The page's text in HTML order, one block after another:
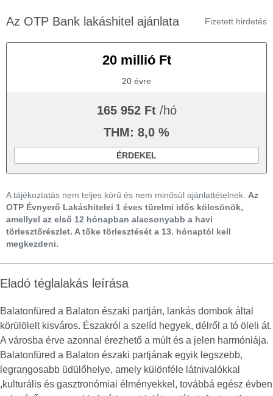
Az OTP Bank lakáshitel ajánlata Fizetett hirdetés
20 millió Ft
20 évre
165 952 Ft /hó
THM: 8,0 %
ÉRDEKEL
A tájékoztatás nem teljes körű és nem minősül ajánlattételnek. Az
OTP Évnyerő Lakáshitelei 1 éves türelmi idős kölcsönök,
amellyel az első 12 hónapban alacsonyabb a havi
törlesztőrészlet. A tőke törlesztését a 13. hónaptól kell
megkezdeni.
Eladó téglalakás leírása
Balatonfüred a Balaton északi partján, lankás dombok által
körülölelt kisváros. Északról a szelíd hegyek, délről a tó öleli át.
A városba érve azonnal érezhető a múlt és a jelen harmóniája.
Balatonfüred a Balaton északi partjának egyik legszebb,
legrangosabb üdülőhelye, amely különféle látnivalókkal
,kulturális és gasztronómiai élményekkel, továbbá egész évben